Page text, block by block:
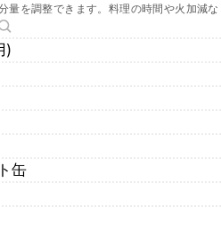
量を調整できます。料理の時間や火加減
)
缶